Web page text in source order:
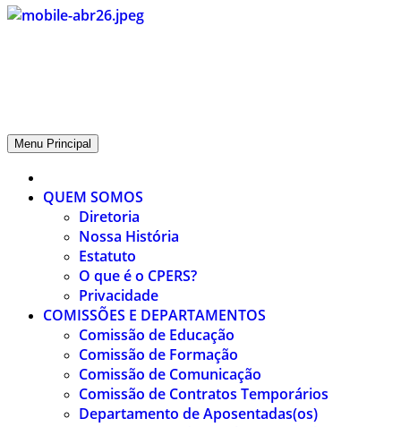
CPERS – Sindicato
CPERS – Sindicato dos Professores e Funcionários de escola do
Menu Principal
QUEM SOMOS
Diretoria
Nossa História
Estatuto
O que é o CPERS?
Privacidade
COMISSÕES E DEPARTAMENTOS
Comissão de Educação
Comissão de Formação
Comissão de Comunicação
Comissão de Contratos Temporários
Departamento de Aposentadas(os)